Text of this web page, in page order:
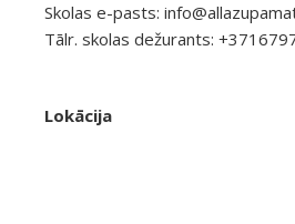
Skolas e-pasts:
Tālr. skolas dežurants:
Lokācija